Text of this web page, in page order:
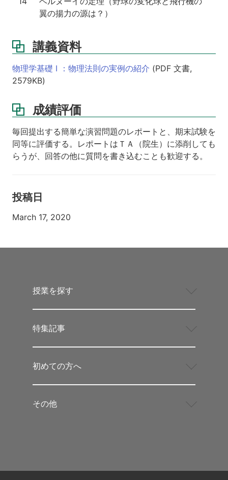
翼の揚力の源は？）
講義資料
物理学基礎 I ：物理法則の実例の紹介 (PDF 文書,
2579KB)
成績評価
毎回提出する簡単な演習問題のレポートと、期末試験を
同等に評価する。レポートはＴＡ（院生）に添削しても
らうが、回答の他に質問を書き込むことも歓迎する。
投稿日
March 17, 2020
授業を探す
特集記事
初めての方へ
その他